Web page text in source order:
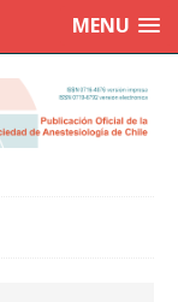
MENU